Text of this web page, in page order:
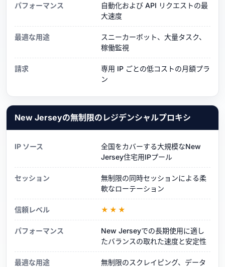
パフォーマンス
自動化および API リクエストの最
大速度
最適な用途
スニーカーボット、大量タスク、
稼働監視
請求
専用 IP ごとの低コストの月額プラ
ン
New Jerseyの無制限のレジデンシャルプロキシ
IP ソース
全国をカバーする大規模なNew
Jersey住宅用IPプール
セッション
無制限の同時セッションによる柔
軟なローテーション
信頼レベル ★★★
パフォーマンス
New Jerseyでの長期使用に適し
たバランスの取れた速度と安定性
最適な用途
無制限のスクレイピング、データ